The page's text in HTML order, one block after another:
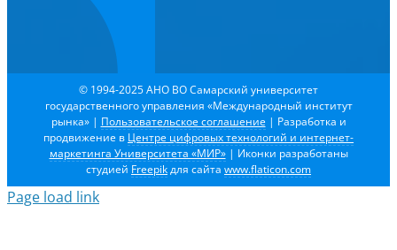
© 1994-2025 АНО ВО Самарский университет
государственного управления «Международный институт
рынка» | Пользовательское соглашение | Разработка и
продвижение в Центре цифровых технологий и интернет-
маркетинга Университета «МИР»| Иконки разработаны
студией Freepikдля сайта www.flaticon.com
Page load link